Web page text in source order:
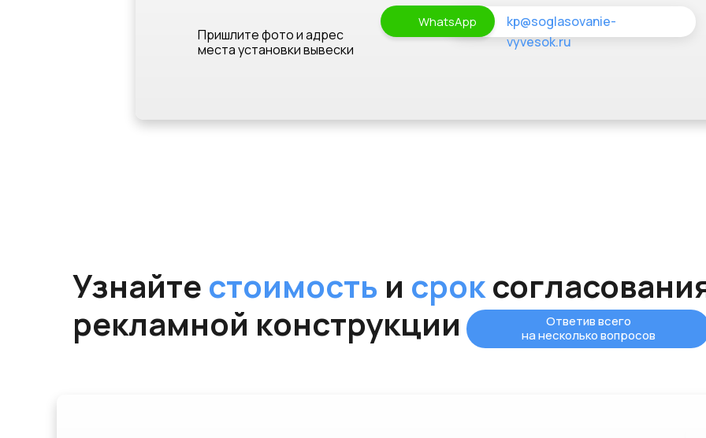
Пришлите фото и адрес
места установки вывески
kp@soglasovanie-
vyvesok.ru
WhatsApp
Узнайте стоимость и срок
рекламной конструкции
Ответив всего
на несколько вопросов